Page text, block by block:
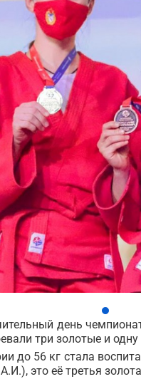
день
три золотые и
до 56 кг стала
это её третья